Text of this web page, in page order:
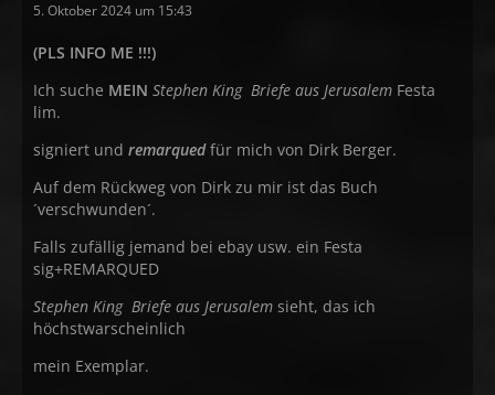
5. Oktober 2024 um 15:43
(PLS INFO ME !!!)
Ich suche MEIN Stephen King Briefe aus Jerusalem Festa
lim.
signiert und remarquedfür mich von Dirk Berger.
Auf dem Rückweg von Dirk zu mir ist das Buch
´verschwunden´.
Falls zufällig jemand bei ebay usw. ein Festa
sig+REMARQUED
Stephen King Briefe aus Jerusalem sieht, das ich
höchstwarscheinlich
mein Exemplar.